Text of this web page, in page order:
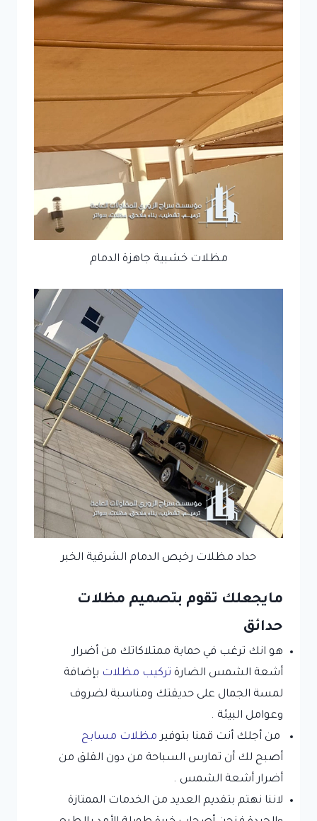
مظلات خشبية جاهزة الدمام
حداد مظلات رخيص الدمام الشرقية الخبر
مايجعلك تقوم بتصميم مظلات
حدائق
هو انك ترغب في حماية ممتلاكاتك من أضرار
أشعة الشمس الضارة تركيب مظلات بإضافة
لمسة الجمال على حديقتك ومناسبة لضروف
وعوامل البيئة .
من أجلك أنت قمنا بتوفير مظلات مسابح
أصبح لك أن تمارس السباحة من دون القلق من
أضرار أشعة الشمس .
لاننا نهتم بتقديم العديد من الخدمات الممتازة